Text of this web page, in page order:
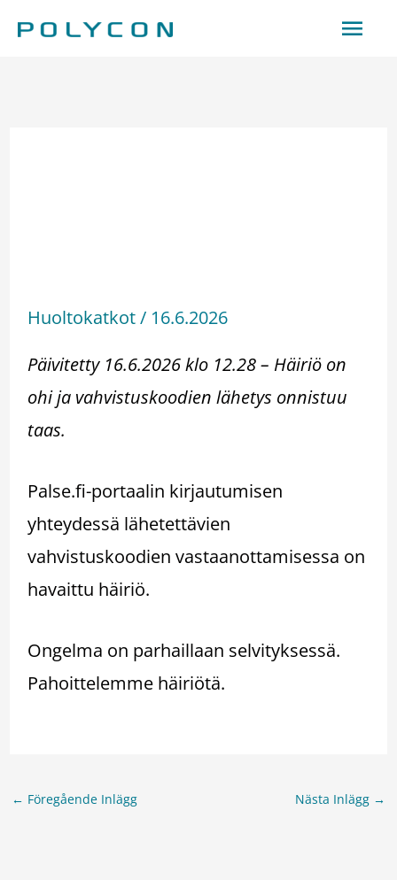
Huoltokatkot/ 16.6.2026
Päivitetty 16.6.2026 klo 12.28 – Häiriö on
ohi ja vahvistuskoodien lähetys onnistuu
taas.
Palse.fi-portaalin kirjautumisen
yhteydessä lähetettävien
vahvistuskoodien vastaanottamisessa on
havaittu häiriö.
Ongelma on parhaillaan selvityksessä.
Pahoittelemme häiriötä.
← Föregående Inlägg Nästa Inlägg →